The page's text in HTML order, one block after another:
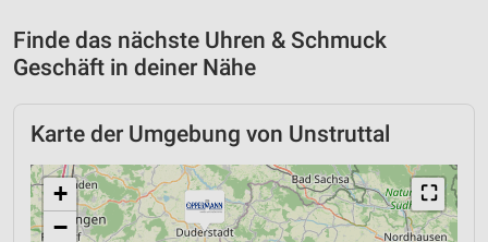
Finde das nächste Uhren & Schmuck
Geschäft in deiner Nähe
Karte der Umgebung von Unstruttal
⛶
+
−